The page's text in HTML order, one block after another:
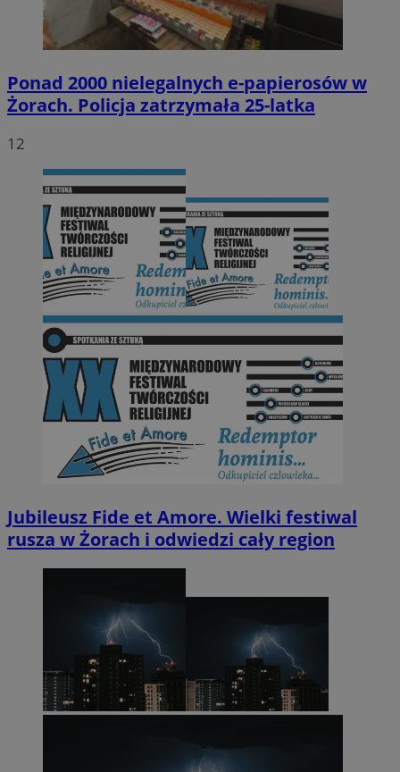
Ponad 2000 nielegalnych e-papierosów w
Żorach. Policja zatrzymała 25-latka
12
Jubileusz Fide et Amore. Wielki festiwal
rusza w Żorach i odwiedzi cały region